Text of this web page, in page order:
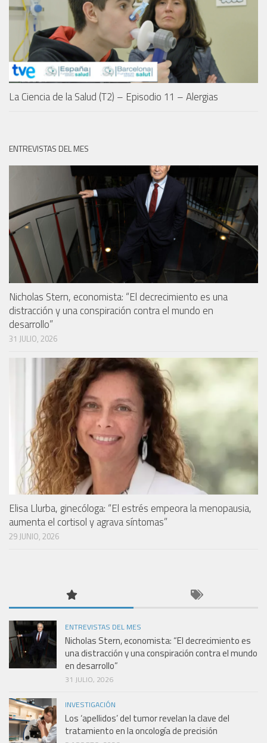
La Ciencia de la Salud (T2) – Episodio 11 – Alergias
ENTREVISTAS DEL MES
Nicholas Stern, economista: “El decrecimiento es una
distracción y una conspiración contra el mundo en
desarrollo”
31 JULIO, 2026
Elisa Llurba, ginecóloga: “El estrés empeora la menopausia,
aumenta el cortisol y agrava síntomas”
29 JUNIO, 2026
ENTREVISTAS DEL MES
Nicholas Stern, economista: “El decrecimiento es
una distracción y una conspiración contra el mundo
en desarrollo”
31 JULIO, 2026
INVESTIGACIÓN
Los ‘apellidos’ del tumor revelan la clave del
tratamiento en la oncología de precisión